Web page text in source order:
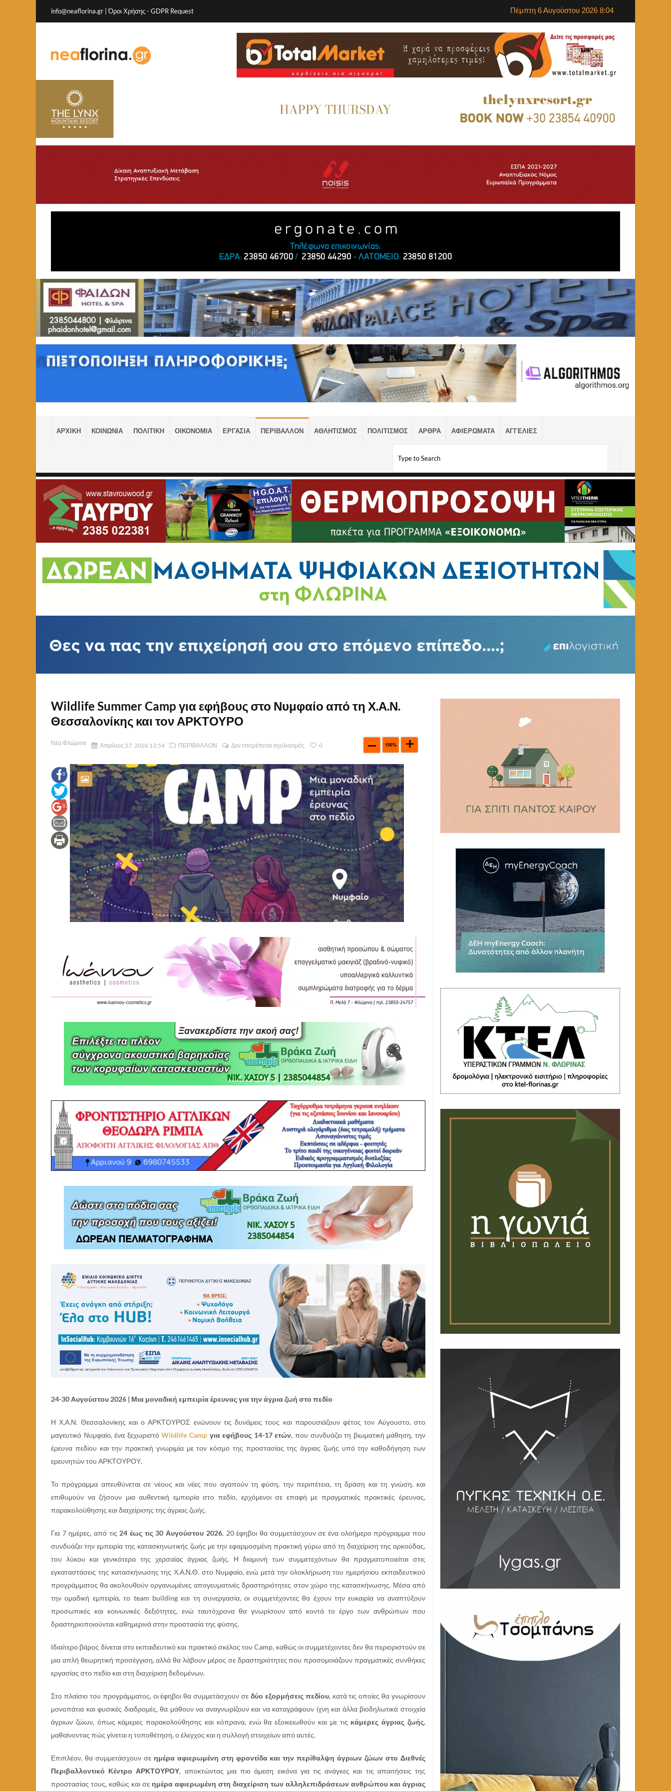
info@neaflorina.gr |Όροι Χρήσης- GDPR Request Πέμπτη 6 Αυγούστου 2026 8:04
ΑΡΧΙΚΗ ΚΟΙΝΩΝΙΑ ΠΟΛΙΤΙΚΗ ΟΙΚΟΝΟΜΙΑ ΕΡΓΑΣΙΑ ΠΕΡΙΒΑΛΛΟΝ ΑΘΛΗΤΙΣΜΟΣ ΠΟΛΙΤΙΣΜΟΣ ΑΡΘΡΑ ΑΦΙΕΡΩΜΑΤΑ ΑΓΓΕΛΙΕΣ
Wildlife Summer Camp για εφήβους στο Νυμφαίο από τη Χ.Α.Ν.
Θεσσαλονίκης και τον ΑΡΚΤΟΥΡΟ
Νέα Φλώρινα Απρίλιος 27, 2026 13:54 ΠΕΡΙΒΑΛΛΟΝ Δεν επιτρέπεται σχολιασμός 0
0
0
24-30 Αυγούστου 2026 | Μια μοναδική εμπειρία έρευνας για την άγρια ζωή στο πεδίο
Η Χ.Α.Ν. Θεσσαλονίκης και ο ΑΡΚΤΟΥΡΟΣ ενώνουν τις δυνάμεις τους και παρουσιάζουν φέτος τον Αύγουστο, στο
μαγευτικό Νυμφαίο, ένα ξεχωριστόWildlife Camp για εφήβους 14-17 ετών, που συνδυάζει τη βιωματική μάθηση, την
έρευνα πεδίου και την πρακτική γνωριμία με τον κόσμο της προστασίας της άγριας ζωής υπό την καθοδήγηση των
ερευνητών του ΑΡΚΤΟΥΡΟΥ.
Το πρόγραμμα απευθύνεται σε νέους και νέες που αγαπούν τη φύση, την περιπέτεια, τη δράση και τη γνώση, και
επιθυμούν να ζήσουν μια αυθεντική εμπειρία στο πεδίο, ερχόμενοι σε επαφή με πραγματικές πρακτικές έρευνας,
παρακολούθησης και διαχείρισης της άγριας ζωής.
Για 7 ημέρες, από τις 24 έως τις 30 Αυγούστου 2026, 20 έφηβοι θα συμμετάσχουν σε ένα ολοήμερο πρόγραμμα που
συνδυάζει την εμπειρία της κατασκηνωτικής ζωής με την εφαρμοσμένη πρακτική γύρω από τη διαχείριση της αρκούδας,
του λύκου και γενικότερα της χερσαίας άγριας ζωής. Η διαμονή των συμμετεχόντων θα πραγματοποιείται στις
εγκαταστάσεις της κατασκήνωσης της Χ.Α.Ν.Θ. στο Νυμφαίο, ενώ μετά την ολοκλήρωση του ημερήσιου εκπαιδευτικού
προγράμματος θα ακολουθούν οργανωμένες απογευματινές δραστηριότητες στον χώρο της κατασκήνωσης. Μέσα από
την ομαδική εμπειρία, το team building και τη συνεργασία, οι συμμετέχοντες θα έχουν την ευκαιρία να αναπτύξουν
προσωπικές και κοινωνικές δεξιότητες, ενώ ταυτόχρονα θα γνωρίσουν από κοντά το έργο των ανθρώπων που
δραστηριοποιούνται καθημερινά στην προστασία της φύσης.
Ιδιαίτερο βάρος δίνεται στο εκπαιδευτικό και πρακτικό σκέλος του Camp, καθώς οι συμμετέχοντες δεν θα περιοριστούν σε
μια απλή θεωρητική προσέγγιση, αλλά θα λάβουν μέρος σε δραστηριότητες που προσομοιάζουν πραγματικές συνθήκες
εργασίας στο πεδίο και στη διαχείριση δεδομένων.
Στο πλαίσιο του προγράμματος, οι έφηβοι θα συμμετάσχουν σε δύο εξορμήσεις πεδίου, κατά τις οποίες θα γνωρίσουν
μονοπάτια και φυσικές διαδρομές, θα μάθουν να αναγνωρίζουν και να καταγράφουν ίχνη και άλλα βιοδηλωτικά στοιχεία
άγριων ζώων, όπως κάμερες παρακολούθησης και κόπρανα, ενώ θα εξοικειωθούν και με τις κάμερες άγριας ζωής,
μαθαίνοντας πώς γίνεται η τοποθέτηση, ο έλεγχος και η συλλογή στοιχείων από αυτές.
Επιπλέον, θα συμμετάσχουν σε ημέρα αφιερωμένη στη φροντίδα και την περίθαλψη άγριων ζώων στο Διεθνές
Περιβαλλοντικό Κέντρο ΑΡΚΤΟΥΡΟΥ, αποκτώντας μια πιο άμεση εικόνα για τις ανάγκες και τις απαιτήσεις της
προστασίας τους, καθώς και σε ημέρα αφιερωμένη στη διαχείριση των αλληλεπιδράσεων ανθρώπου και άγριας